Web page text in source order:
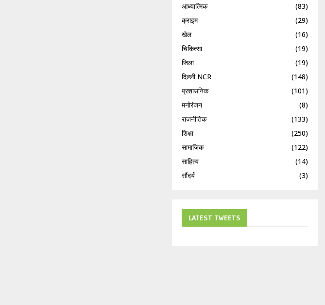
आध्यात्मिक
(83)
क्राइम
(29)
खेल
(16)
चिकित्सा
(19)
जिला
(19)
दिल्ली NCR
(148)
प्रशासनिक
(101)
मनोरंजन
(8)
राजनीतिक
(133)
शिक्षा
(250)
सामाजिक
(122)
साहित्य
(14)
सौंदर्य
(3)
LATEST TWEETS